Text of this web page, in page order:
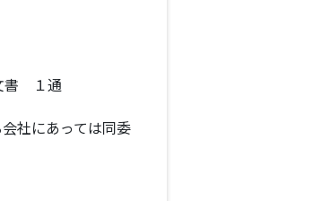
書 １通
社にあっては同委